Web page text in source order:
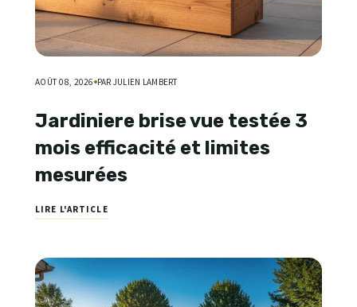
AOÛT 08, 2026 PAR JULIEN LAMBERT
Jardiniere brise vue testée 3
mois efficacité et limites
mesurées
LIRE L'ARTICLE